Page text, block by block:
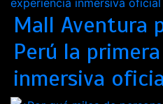
Mall Aventura
Perú la
inmersiva